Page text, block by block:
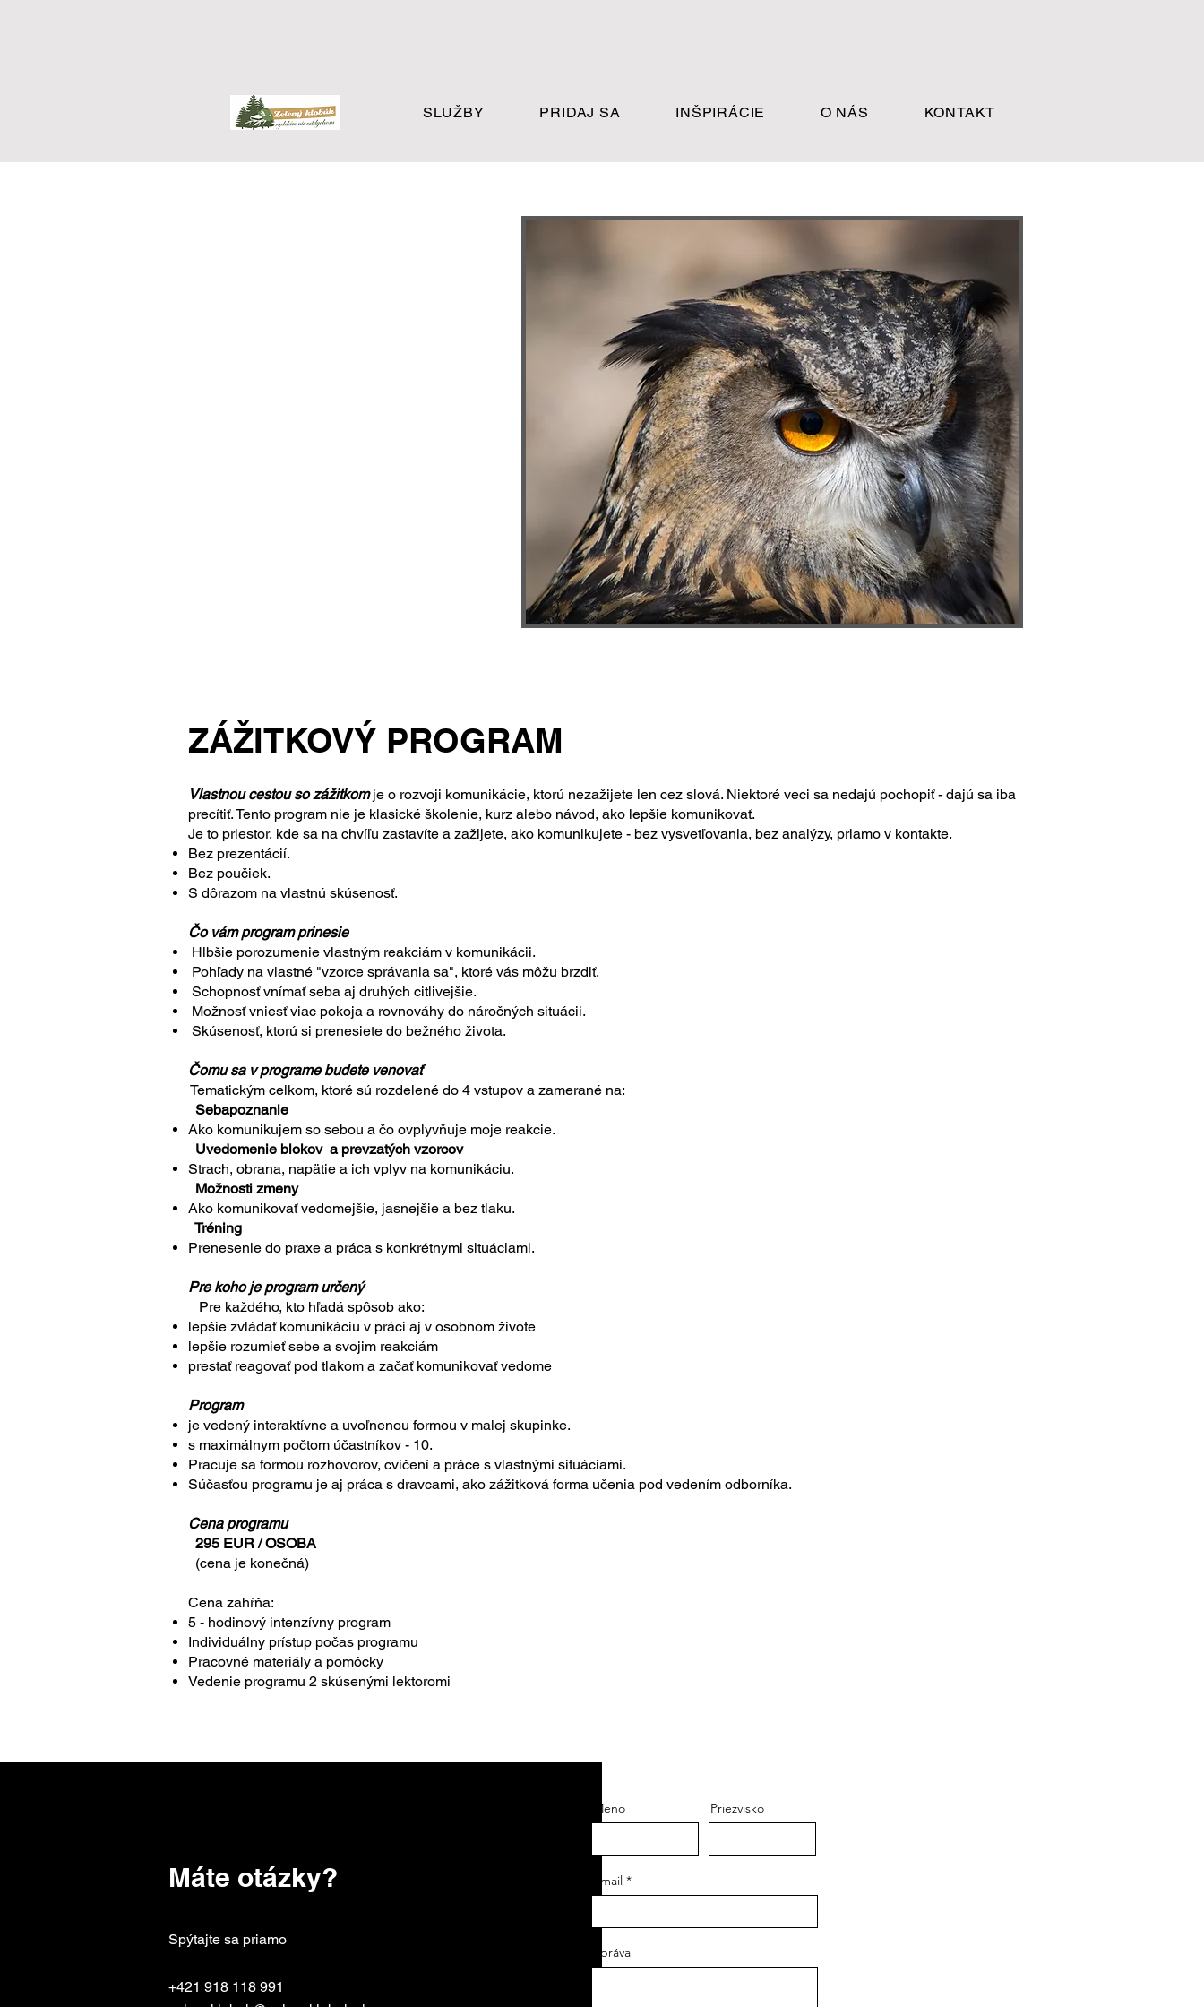
SLUŽBY PRIDAJ SA INŠPIRÁCIE O NÁS KONTAKT
ZÁŽITKOVÝ PROGRAM
Vlastnou cestou so zážitkomje o rozvoji komunikácie, ktorú nezažijete len cez slová. Niektoré veci sa nedajú pochopiť - dajú sa iba
precítiť. Tento program nie je klasické školenie, kurz alebo návod, ako lepšie komunikovať.
Je to priestor, kde sa na chvíľu zastavíte a zažijete, ako komunikujete - bez vysvetľovania, bez analýzy, priamo v kontakte.
Bez prezentácií.
Bez poučiek.
S dôrazom na vlastnú skúsenosť.
Čo vám program prinesie
Hlbšie porozumenie vlastným reakciám v komunikácii.
Pohľady na vlastné "vzorce správania sa", ktoré vás môžu brzdiť.
Schopnosť vnímať seba aj druhých citlivejšie.
Možnosť vniesť viac pokoja a rovnováhy do náročných situácii.
Skúsenosť, ktorú si prenesiete do bežného života.
Čomu sa v programe budete venovať
Tematickým celkom, ktoré sú rozdelené do 4 vstupov a zamerané na:
Sebapoznanie
Ako komunikujem so sebou a čo ovplyvňuje moje reakcie.
Uvedomenie blokov a prevzatých vzorcov
Strach, obrana, napätie a ich vplyv na komunikáciu.
Možnosti zmeny
Ako komunikovať vedomejšie, jasnejšie a bez tlaku.
Tréning
Prenesenie do praxe a práca s konkrétnymi situáciami.
Pre koho je program určený
Pre každého, kto hľadá spôsob ako:
lepšie zvládať komunikáciu v práci aj v osobnom živote
lepšie rozumieť sebe a svojim reakciám
prestať reagovať pod tlakom a začať komunikovať vedome
Program
je vedený interaktívne a uvoľnenou formou v malej skupinke.
s maximálnym počtom účastníkov - 10.
Pracuje sa formou rozhovorov, cvičení a práce s vlastnými situáciami.
Súčasťou programu je aj práca s dravcami, ako zážitková forma učenia pod vedením odborníka.
Cena programu
295 EUR / OSOBA
(cena je konečná)
Cena zahŕňa:
5 - hodinový intenzívny program
Individuálny prístup počas programu
Pracovné materiály a pomôcky
Vedenie programu 2 skúsenými lektoromi
Máte otázky?
Spýtajte sa priamo
+421 918 118 991
Meno Priezvisko
Email
Správa